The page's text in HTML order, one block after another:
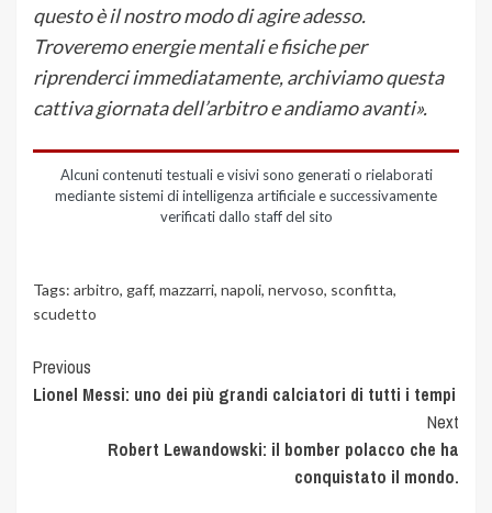
questo è il nostro modo di agire adesso.
Troveremo energie mentali e fisiche per
riprenderci immediatamente, archiviamo questa
cattiva giornata dell’arbitro e andiamo avanti».
Alcuni contenuti testuali e visivi sono generati o rielaborati
mediante sistemi di intelligenza artificiale e successivamente
verificati dallo staff del sito
Tags: arbitro, gaff, mazzarri, napoli, nervoso, sconfitta,
scudetto
Previous
Lionel Messi: uno dei più grandi calciatori di tutti i tempi
Next
Robert Lewandowski: il bomber polacco che ha
conquistato il mondo.